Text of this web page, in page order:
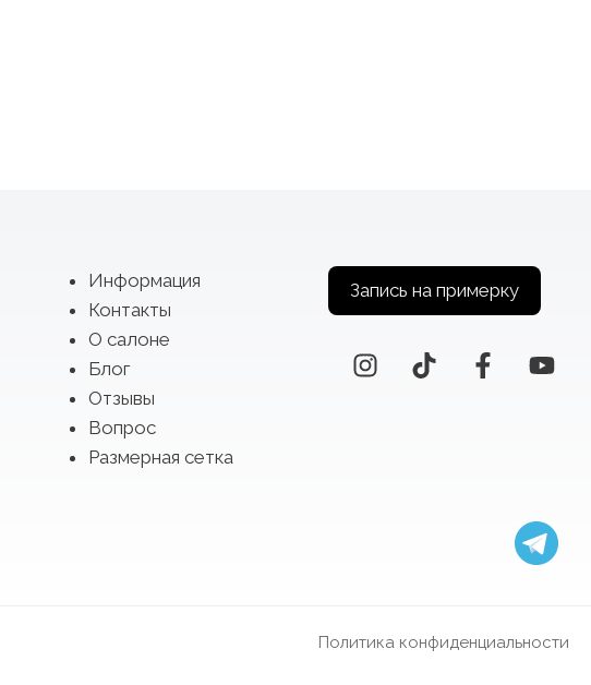
Информация
Контакты
О салоне
Блог
Отзывы
Вопрос
Размерная сетка
Запись на примерку
Политика конфиденциальности